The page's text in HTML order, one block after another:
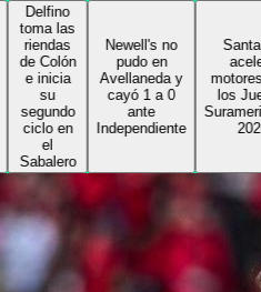
las
Newell's no
pudo en
Avellaneda y
cayó 1 a 0
ante
Independiente
Santa Fe
motores para
los Juegos
Suramericanos
2026